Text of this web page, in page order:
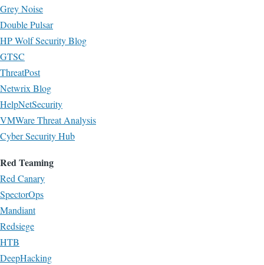
Grey Noise
Double Pulsar
HP Wolf Security Blog
GTSC
ThreatPost
Netwrix Blog
HelpNetSecurity
VMWare Threat Analysis
Cyber Security Hub
Red Teaming
Red Canary
SpectorOps
Mandiant
Redsiege
HTB
DeepHacking